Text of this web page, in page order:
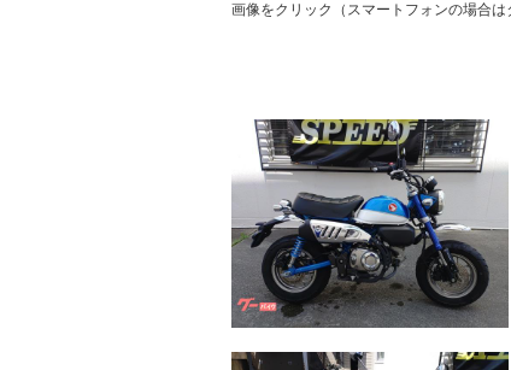
画像をクリック（スマートフォンの場合